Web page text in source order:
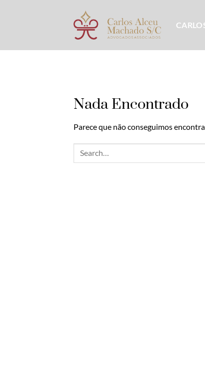
Nada Encontrado
Parece que não conseguimos